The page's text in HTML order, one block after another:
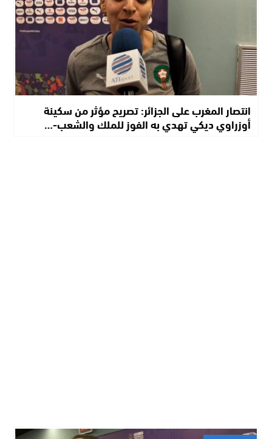
انتصار المغرب على الجزائر: تصريح مؤثر من سكينة
أوزراوي ديكي تهدي به الفوز للملك والشعب-…